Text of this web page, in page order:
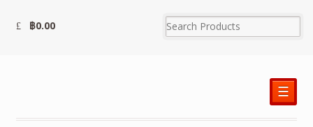
฿0.00
☰